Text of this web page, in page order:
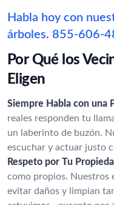
Habla hoy con
árboles. 855-606-
Por Qué los
Eligen
Siempre Habla con una
reales responden tu
un laberinto de buzón.
escuchar y actuar justo
Respeto por Tu
como propios. Nuestros
evitar daños y limpian